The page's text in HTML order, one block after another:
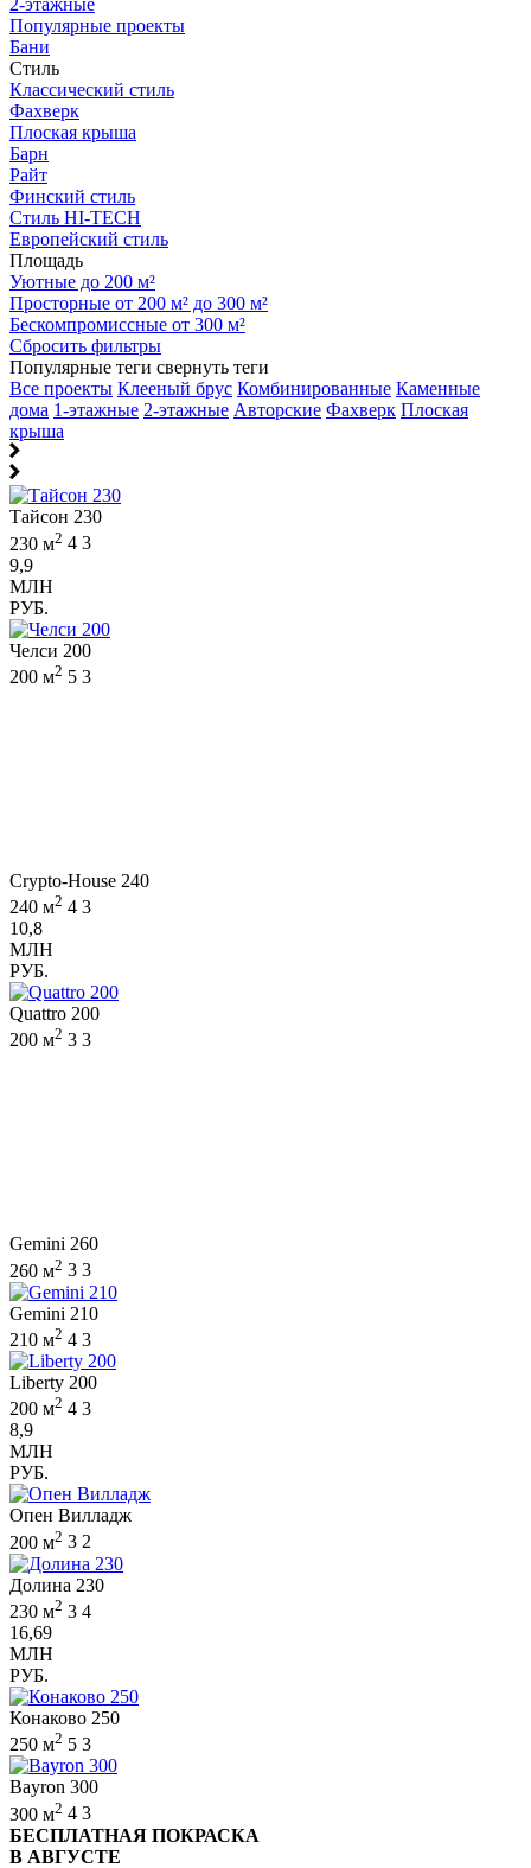
2-этажные
Популярные проекты
Бани
Стиль
Классический стиль
Фахверк
Плоская крыша
Барн
Райт
Финский стиль
Стиль HI-TECH
Европейский стиль
Площадь
Уютные до 200 м²
Просторные от 200 м² до 300 м²
Бескомпромиссные от 300 м²
Сбросить фильтры
Популярные теги свернуть теги
Все проекты Клееный брус Комбинированные Каменные
дома 1-этажные 2-этажные Авторские Фахверк Плоская
крыша
Тайсон 230
230 м2 4 3
9,9
МЛН
РУБ.
Челси 200
200 м2 5 3
Crypto-House 240
240 м2 4 3
10,8
МЛН
РУБ.
Quattro 200
200 м2 3 3
Gemini 260
260 м2 3 3
Gemini 210
210 м2 4 3
Liberty 200
200 м2 4 3
8,9
МЛН
РУБ.
Опен Вилладж
200 м2 3 2
Долина 230
230 м2 3 4
16,69
МЛН
РУБ.
Конаково 250
250 м2 5 3
Bayron 300
300 м2 4 3
БЕСПЛАТНАЯ ПОКРАСКА
В АВГУСТЕ